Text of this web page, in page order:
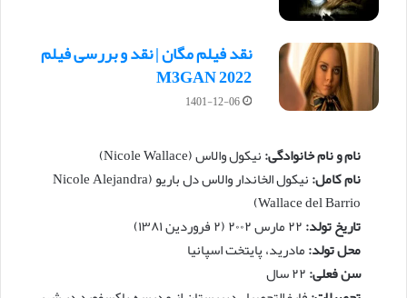
نقد فیلم مگان | نقد و بررسی فیلم
M3GAN 2022
1401-12-06
نام و نام خانوادگی:نیکول والاس (Nicole Wallace)
نام کامل:
نیکول الخاندار والاس دل باریو (Nicole Alejandra
Wallace del Barrio)
تاریخ تولد:
محل تولد:مادرید، پایتخت اسپانیا
سن فعلی: